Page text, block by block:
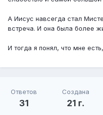
А Иисус навсегда стал
встреча. И она была более
И тогда я понял, что мне
Ответов
31
Создана
21 г.